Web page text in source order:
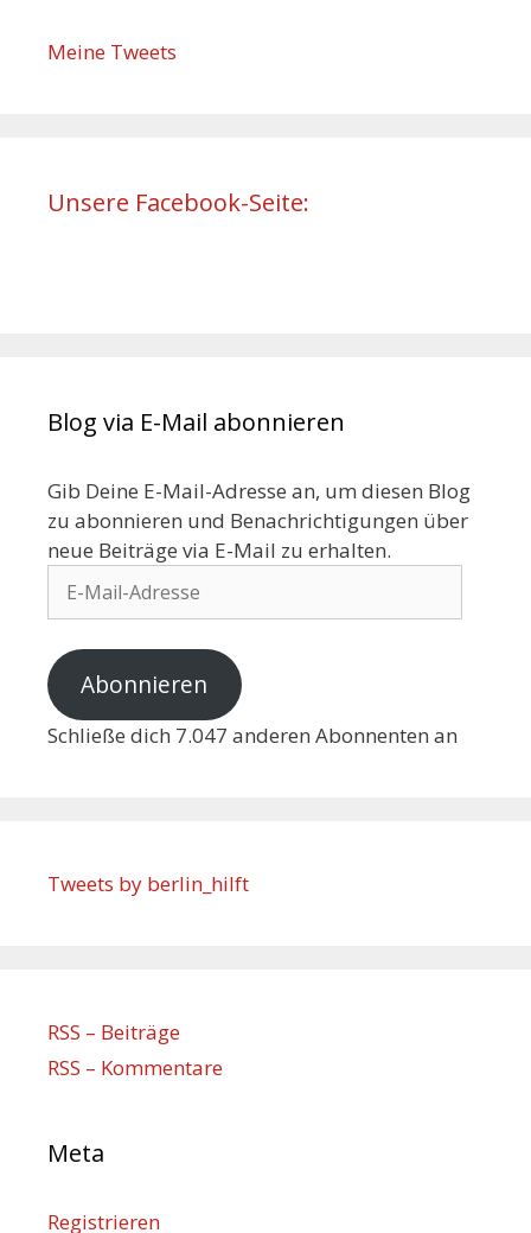
Meine Tweets
Unsere Facebook-Seite:
Blog via E-Mail abonnieren
Gib Deine E-Mail-Adresse an, um diesen Blog
zu abonnieren und Benachrichtigungen über
neue Beiträge via E-Mail zu erhalten.
Abonnieren
Schließe dich 7.047 anderen Abonnenten an
Tweets by berlin_hilft
RSS – Beiträge
RSS – Kommentare
Meta
Registrieren